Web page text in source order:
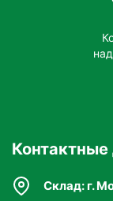
особей
Склад: г.